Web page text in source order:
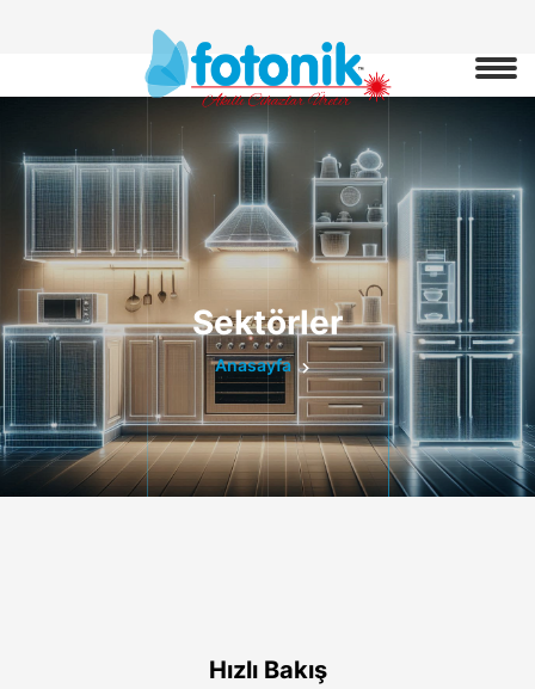
Sektörler
Anasayfa
Hızlı Bakış